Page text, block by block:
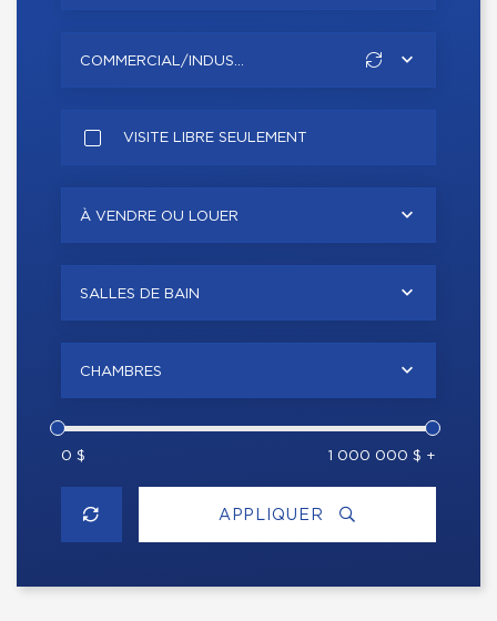
COMMERCIAL/INDUS...
VISITE LIBRE SEULEMENT
À VENDRE OU LOUER
SALLES DE BAIN
CHAMBRES
0 $ 1 000 000 $ +
APPLIQUER